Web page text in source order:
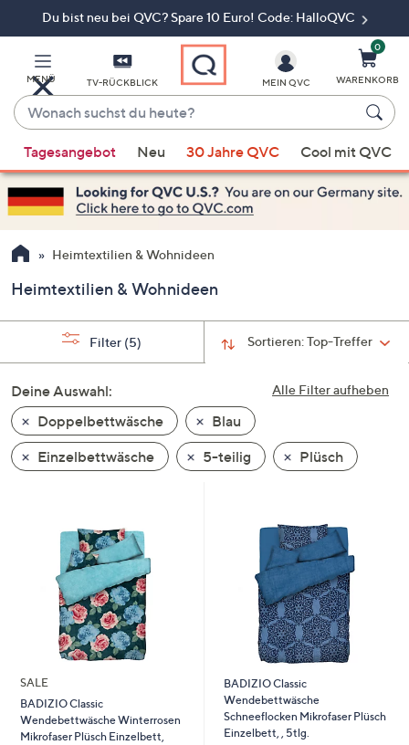
Du bist neu bei QVC? Spare 10 Euro! Code: HalloQVC
MENÜ TV-RÜCKBLICK
Wonach
suchst
du
heute?
Vorschläge
verfügbar
sind,
verwenden
Sie
Pfeiltasten
nach
und
nach
unten
oder
wischen
Sie
Geräten
anzuzeigen.
MEIN QVC
0
WARENKORB
Tagesangebot Neu 30 Jahre QVC Cool mit QVC
Heimtextilien & Wohnideen
Heimtextilien & Wohnideen
Sortieren:Top-Treffer
Filter (5)
Alle Filter aufheben
Deine Auswahl:
Doppelbettwäsche
Blau
Einzelbettwäsche
5-teilig Plüsch
SALE
BADIZIO Classic
Wendebettwäsche Winterrosen
Mikrofaser Plüsch Einzelbett,
BADIZIO Classic
Wendebettwäsche
Schneeflocken Mikrofaser Plüsch
Einzelbett, , 5tlg.